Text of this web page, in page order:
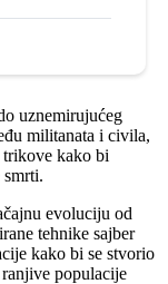
uznemirujućeg
militanata i civila,
trikove kako bi
smrti.
evoluciju od
tehnike sajber
kako bi se stvorio
populacije